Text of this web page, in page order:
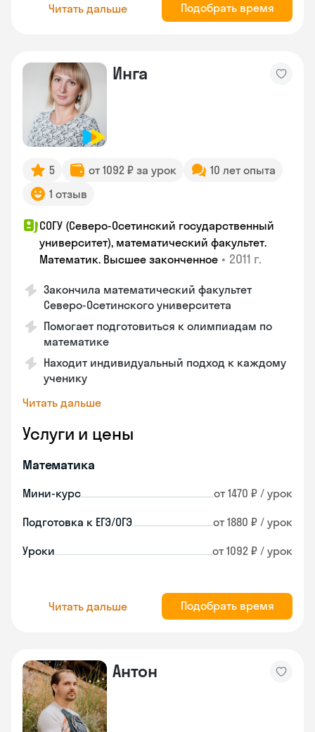
Читать дальше Подобрать время
Инга
5 от 1092 ₽ за урок
10 лет опыта
1 отзыв
СОГУ (Северо-Осетинский государственный
университет), математический факультет.
Математик. Высшее законченное • 2011 г.
Закончила математический факультет
Северо-Осетинского университета
Помогает подготовиться к олимпиадам по
математике
Находит индивидуальный подход к каждому
ученику
Читать дальше
Услуги и цены
Математика
Мини-курс от 1470 ₽ / урок
Подготовка к ЕГЭ/ОГЭ от 1880 ₽ / урок
Уроки от 1092 ₽ / урок
Читать дальше Подобрать время
Антон